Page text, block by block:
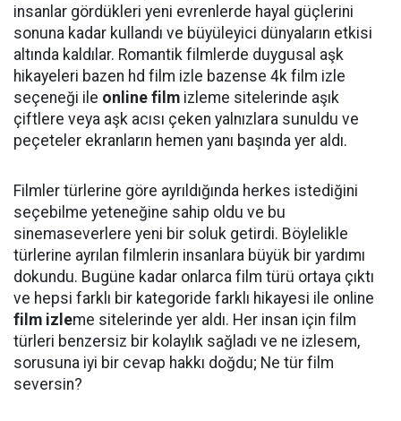
insanlar gördükleri yeni evrenlerde hayal güçlerini
sonuna kadar kullandı ve büyüleyici dünyaların etkisi
altında kaldılar. Romantik filmlerde duygusal aşk
hikayeleri bazen hd film izle bazense 4k film izle
seçeneği ile online film izleme sitelerinde aşık
çiftlere veya aşk acısı çeken yalnızlara sunuldu ve
peçeteler ekranların hemen yanı başında yer aldı.
Filmler türlerine göre ayrıldığında herkes istediğini
seçebilme yeteneğine sahip oldu ve bu
sinemaseverlere yeni bir soluk getirdi. Böylelikle
türlerine ayrılan filmlerin insanlara büyük bir yardımı
dokundu. Bugüne kadar onlarca film türü ortaya çıktı
ve hepsi farklı bir kategoride farklı hikayesi ile online
film izleme sitelerinde yer aldı. Her insan için film
türleri benzersiz bir kolaylık sağladı ve ne izlesem,
sorusuna iyi bir cevap hakkı doğdu; Ne tür film
seversin?